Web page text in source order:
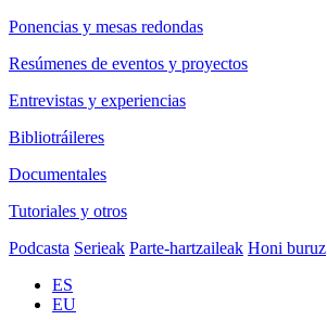
Ponencias y mesas redondas
Resúmenes de eventos y proyectos
Entrevistas y experiencias
Bibliotráileres
Documentales
Tutoriales y otros
Podcasta Serieak Parte-hartzaileak Honi buruz
ES
EU